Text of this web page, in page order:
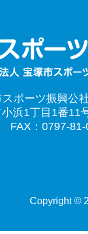
ポーツ振興公
浜1丁目1番11
FAX：0797-81-
Copyright ©